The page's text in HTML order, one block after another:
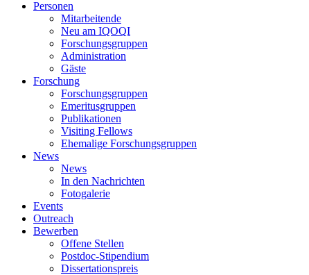
Personen
Mitarbeitende
Neu am IQOQI
Forschungsgruppen
Administration
Gäste
Forschung
Forschungsgruppen
Emeritusgruppen
Publikationen
Visiting Fellows
Ehemalige Forschungsgruppen
News
News
In den Nachrichten
Fotogalerie
Events
Outreach
Bewerben
Offene Stellen
Postdoc-Stipendium
Dissertationspreis